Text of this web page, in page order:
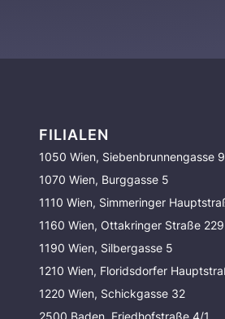
FILIALEN
1050 Wien, Siebenbrunnengasse 9
1070 Wien, Burggasse 5
1110 Wien, Simmeringer
1160 Wien, Ottakringer Straße 229
1190 Wien, Silbergasse 5
1210 Wien, Floridsdorfer
1220 Wien, Schickgasse 32
2500 Baden, Friedhofstraße 4/1